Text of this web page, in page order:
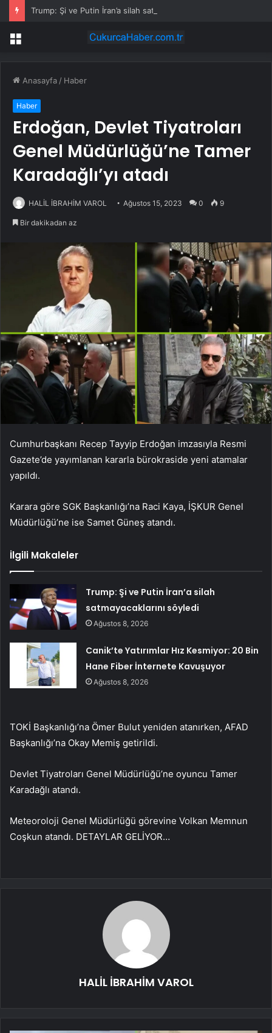
Trump: Şi ve Putin İran’a silah satmayacaklarını söyledi
Menü
Anasayfa / Haber
Haber
Erdoğan, Devlet Tiyatroları
Genel Müdürlüğü’ne Tamer
Karadağlı’yı atadı
HALİL İBRAHİM VAROL Ağustos 15, 2023 0 9
Bir dakikadan az
Cumhurbaşkanı Recep Tayyip Erdoğan imzasıyla Resmi
Gazete’de yayımlanan kararla bürokraside yeni atamalar
yapıldı.
Karara göre SGK Başkanlığı’na Raci Kaya, İŞKUR Genel
Müdürlüğü’ne ise Samet Güneş atandı.
İlgili Makaleler
Trump: Şi ve Putin İran’a silah
satmayacaklarını söyledi
Ağustos 8, 2026
Canik’te Yatırımlar Hız Kesmiyor: 20 Bin
Hane Fiber İnternete Kavuşuyor
Ağustos 8, 2026
TOKİ Başkanlığı’na Ömer Bulut yeniden atanırken, AFAD
Başkanlığı’na Okay Memiş getirildi.
Devlet Tiyatroları Genel Müdürlüğü’ne oyuncu Tamer
Karadağlı atandı.
Meteoroloji Genel Müdürlüğü görevine Volkan Memnun
Coşkun atandı. DETAYLAR GELİYOR…
HALİL İBRAHİM VAROL